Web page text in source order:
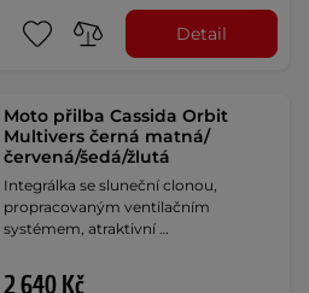
Detail
Moto přilba Cassida Orbit
Multivers černá matná/
červená/šedá/žlutá
Integrálka se sluneční clonou,
propracovaným ventilačním
systémem, atraktivní …